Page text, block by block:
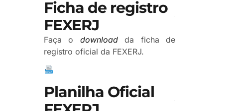
Ficha de registro
FEXERJ
Faça o downloadda ficha de
registro oficial da FEXERJ.
Planilha Oficial